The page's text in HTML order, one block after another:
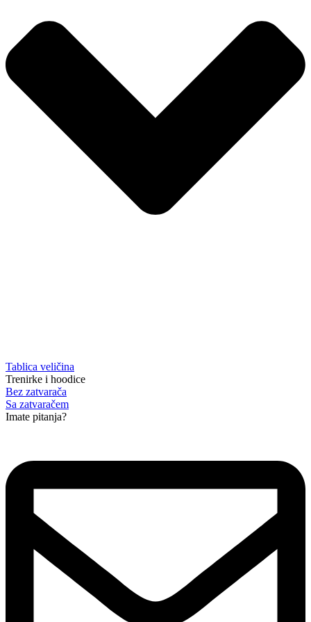
Tablica veličina
Trenirke i hoodice
Bez zatvarača
Sa zatvaračem
Imate pitanja?